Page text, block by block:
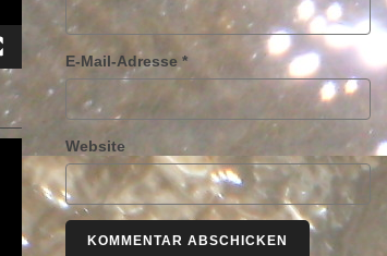
E-Mail-Adresse *
Website